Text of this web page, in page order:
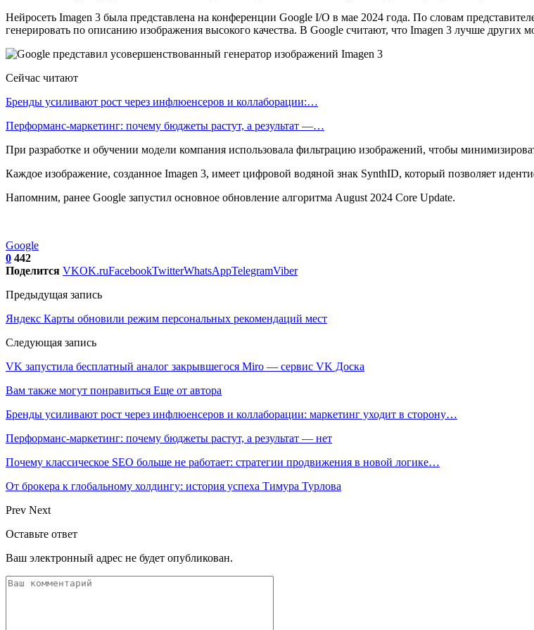
Нейросеть Imagen 3 была представлена на конференции Google I/O в мае 2024 года. По словам
генерировать по описанию изображения высокого качества. В Google считают, что Imagen 3 лучше других
Сейчас читают
Бренды усиливают рост через инфлюенсеров и коллаборации:…
Перформанс-маркетинг: почему бюджеты растут, а результат —…
При разработке и обучении модели компания использовала фильтрацию изображений, чтобы
Каждое изображение, созданное Imagen 3, имеет цифровой водяной знак SynthID, который позволяет
Напомним, ранее Google запустил основное обновление алгоритма August 2024 Core Update.
Google
0 442
Поделится VKOK.ruFacebookTwitterWhatsAppTelegramViber
Предыдущая запись
Яндекс Карты обновили режим персональных рекомендаций мест
Следующая запись
VK запустила бесплатный аналог закрывшегося Miro — сервис VK Доска
Вам также могут понравиться Еще от автора
Бренды усиливают рост через инфлюенсеров и коллаборации: маркетинг уходит в сторону…
Перформанс-маркетинг: почему бюджеты растут, а результат — нет
Почему классическое SEO больше не работает: стратегии продвижения в новой логике…
От брокера к глобальному холдингу: история успеха Тимура Турлова
Prev Next
Оставьте ответ
Ваш электронный адрес не будет опубликован.